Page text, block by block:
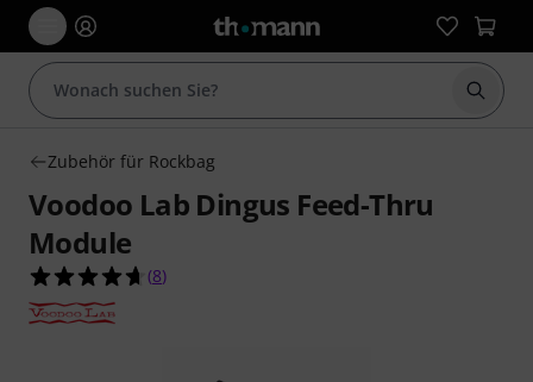
Suche
Zubehör für Rockbag
Voodoo Lab Dingus Feed-Thru
Module
4.6 von 5 Sternen aus 8 Kundenbewertungen
(8)